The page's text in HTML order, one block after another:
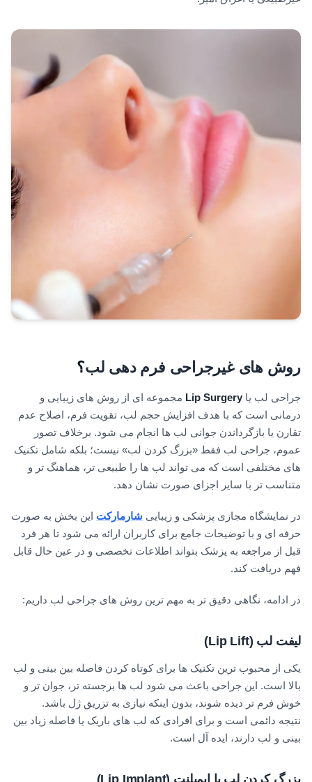
روش های غیرجراحی فرم دهی لب؟
جراحی لب یا Lip Surgery مجموعه ای از روش های زیبایی و
درمانی است که با هدف افزایش حجم لب، تقویت فرم، اصلاح عدم
تقارن یا بازگرداندن جوانی لب ها انجام می شود. برخلاف تصور
عموم، جراحی لب فقط «بزرگ کردن لب» نیست؛ بلکه شامل تکنیک
های مختلفی است که می تواند لب ها را طبیعی تر، هماهنگ تر و
متناسب تر با سایر اجزای صورت نشان دهد.
در نمایشگاه مجازی پزشکی و زیبایی شارمارکت این بخش به صورت
حرفه ای و با توضیحات جامع برای کاربران ارائه می شود تا هر فرد
قبل از مراجعه به پزشک بتواند اطلاعات تخصصی و در عین حال قابل
فهم دریافت کند.
در ادامه، نگاهی دقیق تر به مهم ترین روش های جراحی لب داریم:
لیفت لب (Lip Lift)
یکی از محبوب ترین تکنیک ها برای کوتاه کردن فاصله بین بینی و لب
بالا است. این جراحی باعث می شود لب ها برجسته تر، جوان تر و
خوش فرم تر دیده شوند، بدون اینکه نیازی به تزریق ژل باشد.
نتیجه دائمی است و برای افرادی که لب های باریک یا فاصله زیاد بین
بینی و لب دارند، ایده آل است.
بزرگ کردن لب با ایمپلنت (Lip Implant)